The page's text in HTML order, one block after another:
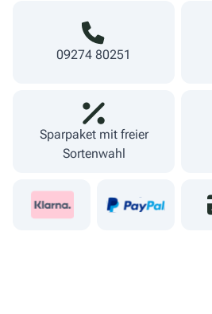
09274 80251
Sparpaket mit freier
Sortenwahl